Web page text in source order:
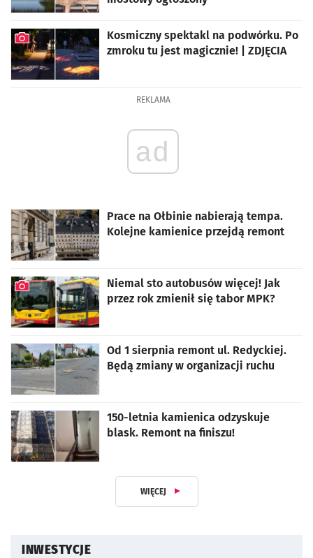
Kosmiczny spektakl na podwórku. Po
zmroku tu jest magicznie! | ZDJĘCIA
REKLAMA
ad
Prace na Ołbinie nabierają tempa.
Kolejne kamienice przejdą remont
Niemal sto autobusów więcej! Jak
przez rok zmienił się tabor MPK?
Od 1 sierpnia remont ul. Redyckiej.
Będą zmiany w organizacji ruchu
150-letnia kamienica odzyskuje
blask. Remont na finiszu!
WIĘCEJ Z DZIAŁUAKTUALNOŚCI
INWESTYCJE